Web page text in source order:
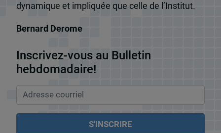
dynamique et impliquée que celle de l’Institut.
Bernard Derome
Inscrivez-vous au Bulletin
hebdomadaire!